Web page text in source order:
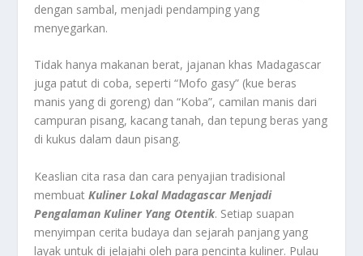
dengan sambal, menjadi pendamping yang
menyegarkan.
Tidak hanya makanan berat, jajanan khas Madagascar
juga patut di coba, seperti “Mofo gasy” (kue beras
manis yang di goreng) dan “Koba”, camilan manis dari
campuran pisang, kacang tanah, dan tepung beras yang
di kukus dalam daun pisang.
Keaslian cita rasa dan cara penyajian tradisional
membuatKuliner Lokal Madagascar Menjadi
Pengalaman Kuliner Yang Otentik. Setiap suapan
menyimpan cerita budaya dan sejarah panjang yang
layak untuk di jelajahi oleh para pencinta kuliner. Pulau